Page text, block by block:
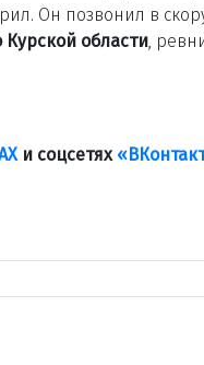
Он позвонил в
области ,
и соцсетях